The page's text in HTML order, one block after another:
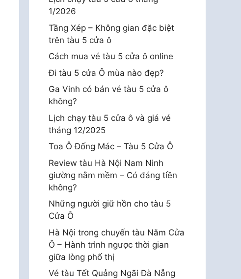
1/2026
Tầng Xép – Không gian đặc biệt
trên tàu 5 cửa ô
Cách mua vé tàu 5 cửa ô online
Đi tàu 5 cửa Ô mùa nào đẹp?
Ga Vinh có bán vé tàu 5 cửa ô
không?
Lịch chạy tàu 5 cửa ô và giá vé
tháng 12/2025
Toa Ô Đống Mác – Tàu 5 Cửa Ô
Review tàu Hà Nội Nam Ninh
giường nằm mềm – Có đáng tiền
không?
Những người giữ hồn cho tàu 5
Cửa Ô
Hà Nội trong chuyến tàu Năm Cửa
Ô – Hành trình ngược thời gian
giữa lòng phố thị
Vé tàu Tết Quảng Ngãi Đà Nẵng